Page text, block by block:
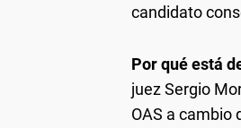
candidato
Por qué está
juez Sergio
OAS a cambio